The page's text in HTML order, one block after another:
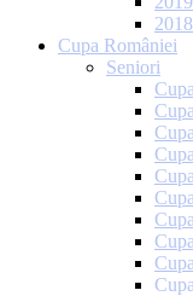
Cupa României
Seniori